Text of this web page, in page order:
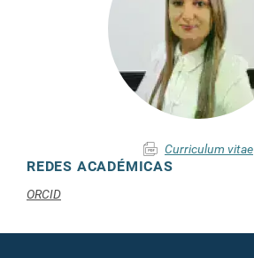
Curriculum vitae
REDES ACADÉMICAS
ORCID